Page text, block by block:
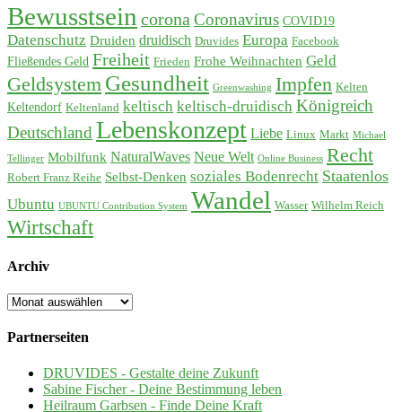
Bewusstsein corona Coronavirus COVID19
Datenschutz Druiden druidisch Druvides Europa Facebook
Fließendes Geld Freiheit Frieden Frohe Weihnachten Geld
Geldsystem Gesundheit Greenwashing Impfen Kelten
Keltendorf Keltenland keltisch keltisch-druidisch Königreich
Deutschland Lebenskonzept Liebe Linux Markt Michael
Tellinger Mobilfunk NaturalWaves Neue Welt Online Business Recht
Robert Franz Reihe Selbst-Denken soziales Bodenrecht Staatenlos
Ubuntu UBUNTU Contribution System Wandel Wasser Wilhelm Reich
Wirtschaft
Archiv
Archiv
Partnerseiten
DRUVIDES - Gestalte deine Zukunft
Sabine Fischer - Deine Bestimmung leben
Heilraum Garbsen - Finde Deine Kraft